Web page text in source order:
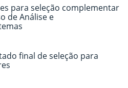
para seleção complementar
de Análise e
final de seleção para